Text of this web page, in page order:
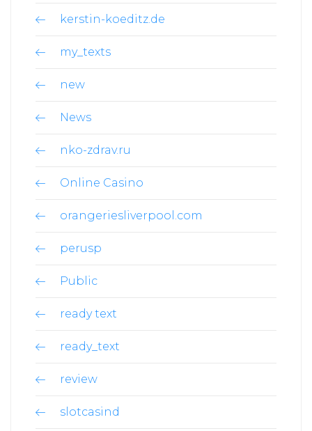
kerstin-koeditz.de
my_texts
new
News
nko-zdrav.ru
Online Casino
orangeriesliverpool.com
perusp
Public
ready text
ready_text
review
slotcasind